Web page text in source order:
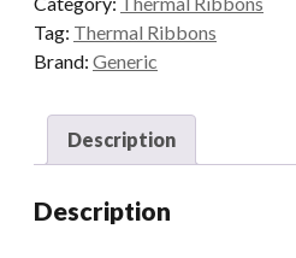
343
/
TTP-
TA210
TA310
Tag: Thermal Ribbons
Brand: Generic
Description
Description